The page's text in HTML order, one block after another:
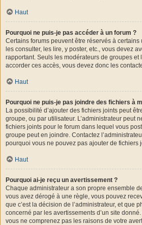
Haut
Pourquoi ne puis-je pas accéder à un forum ?
Certains forums peuvent être réservés à
les consulter, les lire, y poster, etc., vous devez
rapportant. Seuls les modérateurs de groupes et
accorder ces accès, vous devez donc les
Haut
Pourquoi ne puis-je pas joindre des fichiers à
La possibilité d’ajouter des fichiers joints peut
groupe, ou par utilisateur. L’administrateur peut
fichiers joints pour le forum dans lequel vous
groupe peut en joindre. Contactez
pourquoi vous ne pouvez pas ajouter de fichiers
Haut
Pourquoi ai-je reçu un avertissement ?
Chaque administrateur a son propre ensemble
vous avez dérogé à une règle, vous pouvez
que c’est la décision de l’administrateur, et que
concerné par les avertissements d’un site
vous ne comprenez pas les raisons de votre